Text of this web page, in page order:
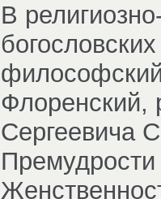
В
Флоренский,
Сергеевича